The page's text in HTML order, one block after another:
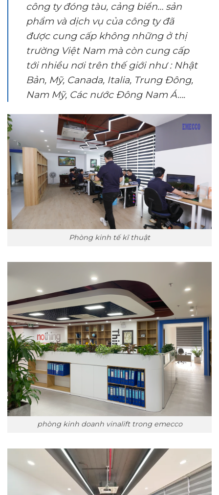
công ty đóng tàu, cảng biển… sản
phẩm và dịch vụ của công ty đã
được cung cấp không những ở thị
trường Việt Nam mà còn cung cấp
tới nhiều nơi trên thế giới như : Nhật
Bản, Mỹ, Canada, Italia, Trung Đông,
Nam Mỹ, Các nước Đông Nam Á….
Phòng kinh tế kĩ thuật
phòng kinh doanh vinalift trong emecco